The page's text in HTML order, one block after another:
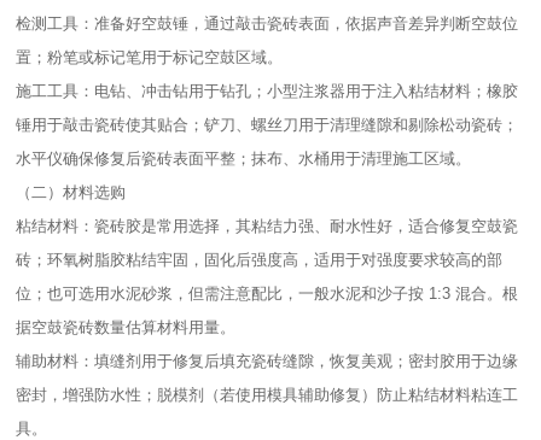
检测工具：准备好空鼓锤，通过敲击瓷砖表面，依据声音差异判断空鼓位
置；粉笔或标记笔用于标记空鼓区域。​
施工工具：电钻、冲击钻用于钻孔；小型注浆器用于注入粘结材料；橡胶
锤用于敲击瓷砖使其贴合；铲刀、螺丝刀用于清理缝隙和剔除松动瓷砖；
水平仪确保修复后瓷砖表面平整；抹布、水桶用于清理施工区域。​
（二）材料选购​
粘结材料：瓷砖胶是常用选择，其粘结力强、耐水性好，适合修复空鼓瓷
砖；环氧树脂胶粘结牢固，固化后强度高，适用于对强度要求较高的部
位；也可选用水泥砂浆，但需注意配比，一般水泥和沙子按 1:3 混合。根
据空鼓瓷砖数量估算材料用量。​
辅助材料：填缝剂用于修复后填充瓷砖缝隙，恢复美观；密封胶用于边缘
密封，增强防水性；脱模剂（若使用模具辅助修复）防止粘结材料粘连工
具。​